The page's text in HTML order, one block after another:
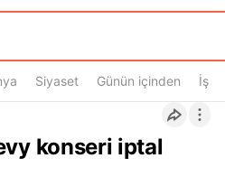
Siyaset Günün içinden İş
konseri iptal